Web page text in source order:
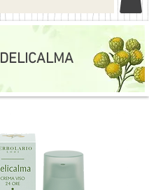
DELICALMA